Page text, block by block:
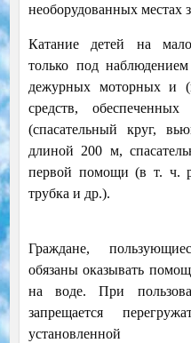
необорудованных местах
Катание детей на
только под
дежурных моторных и
средств,
(спасательный круг,
длиной 200 м,
первой помощи (в т. ч.
трубка и др.).
Граждане,
обязаны оказывать
на воде. При
запрещается
установленной